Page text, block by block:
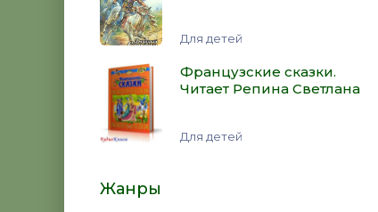
Для детей
Французские сказки.
Читает Репина Светлана
Для детей
Жанры